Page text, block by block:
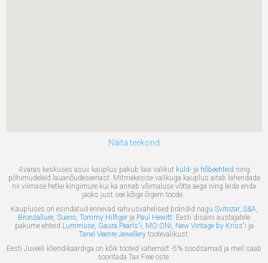
Näita teekond
Avaras keskuses asuv kauplus pakub laia valikut kuld- ja hõbeehteid ning
põhimudeleid lauanõudeseeriast. Mitmekesise valikuga kauplus aitab lahendada
nii viimase hetke kingimure kui ka annab võimaluse võtta aega ning leida enda
jaoks just see kõige õigem toode.
Kaupluses on esindatud erinevad rahvusvahelised brändid nagu Svitozar, S&A,
Bronzallure, Sueno, Tommy Hilfiger ja Paul Hewitt. Eesti disaini austajatele
pakume ehteid Lummuse, Gaura Pearls'i, MO:ONi, New Vintage by Kriss'i ja
Tanel Veenre Jewellerytootevalikust.
Eesti Juveeli kliendikaardiga on kõik tooted vähemalt -5% soodsamad ja meil saab
sooritada Tax Free oste.